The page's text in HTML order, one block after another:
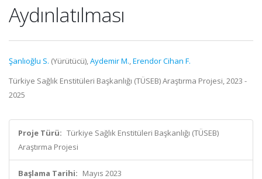
Aydınlatılması
Şanlıoğlu S. (Yürütücü),Aydemir M.,Erendor Cihan F.
Türkiye Sağlık Enstitüleri Başkanlığı (TÜSEB) Araştırma Projesi, 2023 -
2025
Proje Türü: Türkiye Sağlık Enstitüleri Başkanlığı (TÜSEB)
Araştırma Projesi
Başlama Tarihi: Mayıs 2023